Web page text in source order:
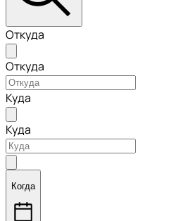
Откуда
Откуда
Куда
Куда
Когда